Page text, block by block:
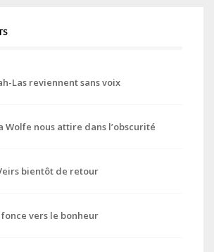
Las reviennent sans voix
Wolfe nous attire dans l’obscurité
bientôt de retour
vers le bonheur